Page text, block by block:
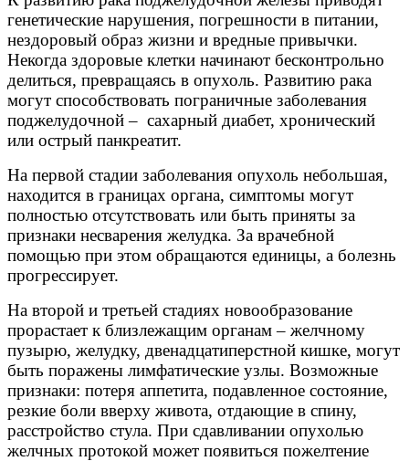
генетические нарушения, погрешности в питании,
нездоровый образ жизни и вредные привычки.
Некогда здоровые клетки начинают бесконтрольно
делиться, превращаясь в опухоль. Развитию рака
могут способствовать пограничные заболевания
поджелудочной – сахарный диабет, хронический
или острый панкреатит.
На первой стадии заболевания опухоль небольшая,
находится в границах органа, симптомы могут
полностью отсутствовать или быть приняты за
признаки несварения желудка. За врачебной
помощью при этом обращаются единицы, а болезнь
прогрессирует.
На второй и третьей стадиях новообразование
прорастает к близлежащим органам – желчному
пузырю, желудку, двенадцатиперстной кишке, могут
быть поражены лимфатические узлы. Возможные
признаки: потеря аппетита, подавленное состояние,
резкие боли вверху живота, отдающие в спину,
расстройство стула. При сдавливании опухолью
желчных протокой может появиться пожелтение